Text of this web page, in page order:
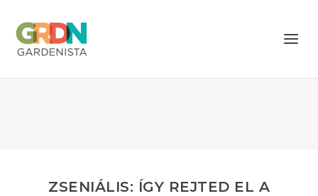
ZSENIÁLIS: ÍGY REJTED EL A